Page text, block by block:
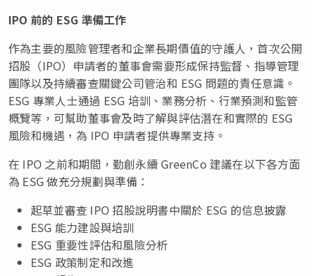
IPO 前的 ESG 準備工作
作為主要的風險管理者和企業長期價值的守護人，首次公開
招股（IPO）申請者的董事會需要形成保持監督、指導管理
團隊以及持續審查關鍵公司管治和 ESG 問題的責任意識。
ESG 專業人士通過 ESG 培訓、業務分析、行業預測和監管
概覽等，可幫助董事會及時了解與評估潛在和實際的 ESG
風險和機遇，為 IPO 申請者提供專業支持。
在 IPO 之前和期間，勤創永續 GreenCo 建議在以下各方面
為 ESG 做充分規劃與準備：
起草並審查 IPO 招股說明書中關於 ESG 的信息披露
ESG 能力建設與培訓
ESG 重要性評估和風險分析
ESG 政策制定和改進